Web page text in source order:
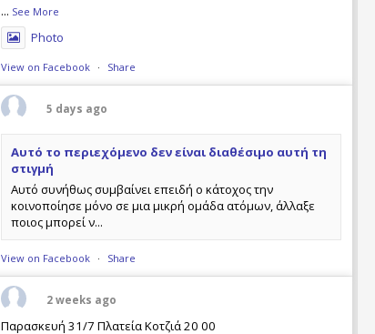
μας καίγεται ξανά και με απώλειες ανθρώπινων ζωών. Τι
φταίει και τι όχι, ποιός έχει τις ευθύνες και ποιός όχι, ας το
αναλογιστεί ο καθέν
... See More
Photo
View on Facebook · Share
5 days ago
Αυτό το περιεχόμενο δεν είναι διαθέσιμο αυτή τη
στιγμή
Αυτό συνήθως συμβαίνει επειδή ο κάτοχος την
κοινοποίησε μόνο σε μια μικρή ομάδα ατόμων, άλλαξε
ποιος μπορεί ν...
View on Facebook · Share
2 weeks ago
Παρασκευή 31/7 Πλατεία Κοτζιά 20 00